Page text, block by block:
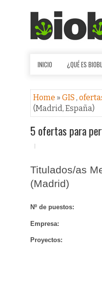
INICIO ¿QUÉ ES
Home » GIS ,
(Madrid, España)
5 ofertas para
Titulados/as
(Madrid)
Nº de puestos:
Empresa:
Proyectos: